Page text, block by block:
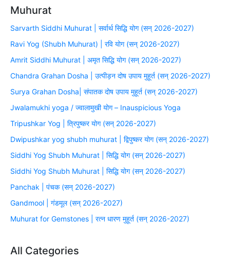
Muhurat
Sarvarth Siddhi Muhurat | सर्वार्थ सिद्धि योग (सन् 2026-2027)
Ravi Yog (Shubh Muhurat) | रवि योग (सन् 2026-2027)
Amrit Siddhi Muhurat | अमृत सिद्धि योग (सन् 2026-2027)
Chandra Grahan Dosha | उत्पीड़न दोष उपाय मुहूर्त (सन् 2026-2027)
Surya Grahan Dosha| संपातक दोष उपाय मुहूर्त (सन् 2026-2027)
Jwalamukhi yoga / ज्वालामुखी योग – Inauspicious Yoga
Tripushkar Yog | त्रिपुष्कर योग (सन् 2026-2027)
Dwipushkar yog shubh muhurat | द्विपुष्कर योग (सन् 2026-2027)
Siddhi Yog Shubh Muhurat | सिद्धि योग (सन् 2026-2027)
Siddhi Yog Shubh Muhurat | सिद्धि योग (सन् 2026-2027)
Panchak | पंचक (सन् 2026-2027)
Gandmool | गंडमूल (सन् 2026-2027)
Muhurat for Gemstones | रत्न धारण मुहूर्त (सन् 2026-2027)
All Categories